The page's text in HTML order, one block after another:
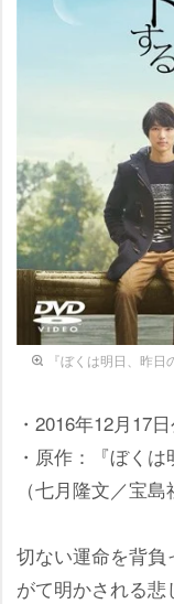
『ぼくは明日、昨
・2016年12月17
・原作：『ぼく
（七月隆文／宝島
切ない運命を背
がて明かされる